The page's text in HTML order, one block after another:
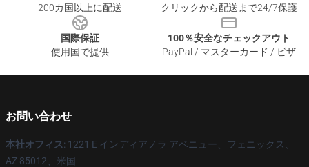
200カ国以上に配送
クリックから配送まで24/7保護
国際保証
使用国で提供
100％安全なチェックアウト
PayPal / マスターカード / ビザ
お問い合わせ
本社オフィス: 1221 E インディアノラ アベニュー、フェニックス、
AZ 85012、米国